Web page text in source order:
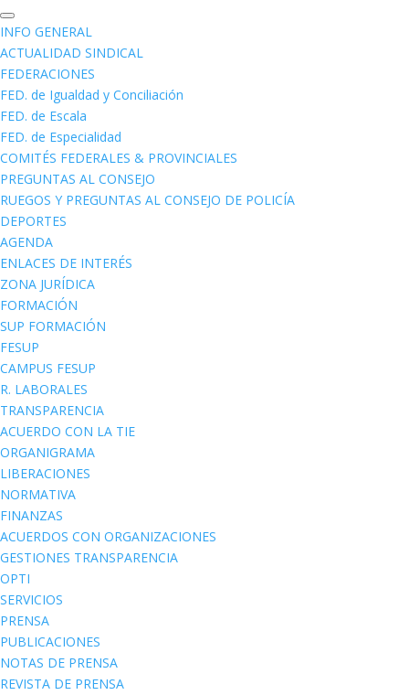
INFO GENERAL
ACTUALIDAD SINDICAL
FEDERACIONES
FED. de Igualdad y Conciliación
FED. de Escala
FED. de Especialidad
COMITÉS FEDERALES & PROVINCIALES
PREGUNTAS AL CONSEJO
RUEGOS Y PREGUNTAS AL CONSEJO DE POLICÍA
DEPORTES
AGENDA
ENLACES DE INTERÉS
ZONA JURÍDICA
FORMACIÓN
SUP FORMACIÓN
FESUP
CAMPUS FESUP
R. LABORALES
TRANSPARENCIA
ACUERDO CON LA TIE
ORGANIGRAMA
LIBERACIONES
NORMATIVA
FINANZAS
ACUERDOS CON ORGANIZACIONES
GESTIONES TRANSPARENCIA
OPTI
SERVICIOS
PRENSA
PUBLICACIONES
NOTAS DE PRENSA
REVISTA DE PRENSA